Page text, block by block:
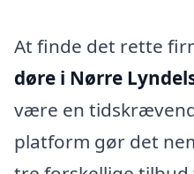
At finde det rette
døre i Nørre
være en
platform gør det